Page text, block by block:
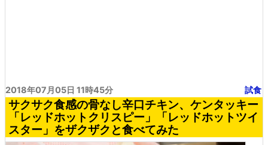
2018年07月05日 11時45分 試食
サクサク食感の骨なし辛口チキン、ケンタッキー
「レッドホットクリスピー」「レッドホットツイ
スター」をザクザクと食べてみた